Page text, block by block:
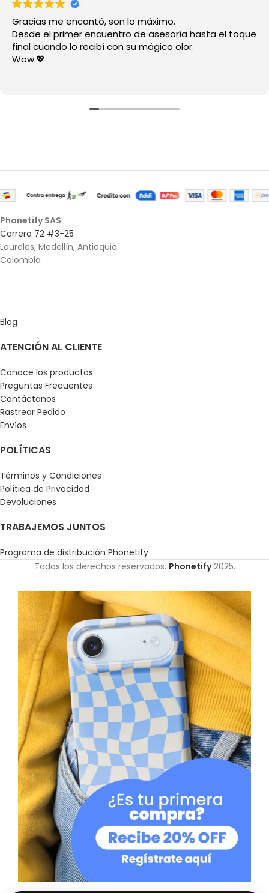
Gracias me encantó, son lo máximo.
Desde el primer encuentro de asesoría hasta el toque
final cuando lo recibí con su mágico olor.
Wow.💖
Phonetify SAS
Carrera 72 #3-25
Laureles, Medellín, Antioquia
Colombia
Blog
ATENCIÓN AL CLIENTE
Conoce los productos
Preguntas Frecuentes
Contáctanos
Rastrear Pedido
Envíos
POLÍTICAS
Términos y Condiciones
Política de Privacidad
Devoluciones
TRABAJEMOS JUNTOS
Programa de distribución Phonetify
Todos los derechos reservados. Phonetify2025.